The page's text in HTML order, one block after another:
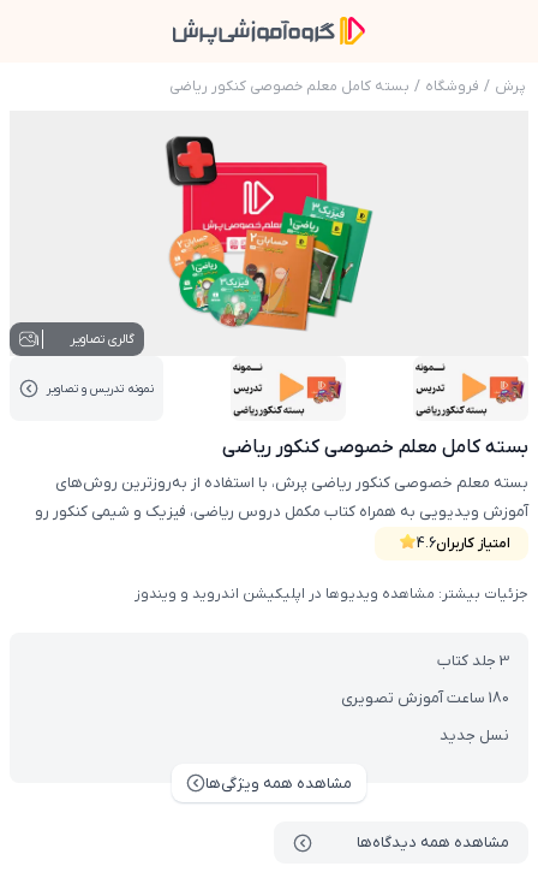
پرش / فروشگاه / بسته کامل معلم خصوصی کنکور ریاضی
عکس محصول بسته کامل معلم خصوصی کنکور
گالری تصاویر 1
عکس کاور نمونه تدریس عکس کاور نمونه تدریس
نمونه تدریس‌ و تصاویر
بسته کامل معلم خصوصی کنکور ریاضی
امتیاز کاربران4.6
بسته معلم خصوصی کنکور ریاضی پرش، با استفاده از به‌روزترین روش‌های
آموزش ویدیویی به همراه کتاب مکمل دروس ریاضی، فیزیک و شیمی کنکور رو
آموزش میده.
3 جلد کتاب
180 ساعت آموزش تصویری
نسل جدید
مشاهده همه ویژگی‌ها
مشاهده همه دیدگاه‌ها
جزئیات بیشتر: مشاهده ویدیوها در اپلیکیشن اندروید و ویندوز